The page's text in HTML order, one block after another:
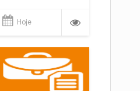
Hoje